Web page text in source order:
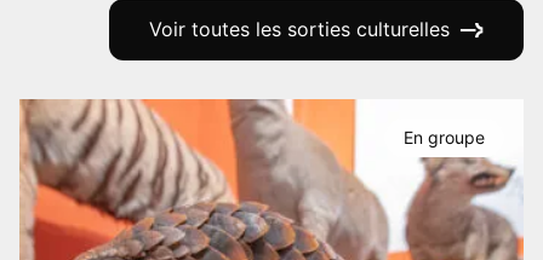
Voir toutes les sorties culturelles
En groupe